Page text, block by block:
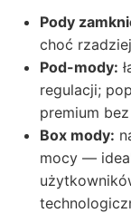
Pody
choć
Pod-mody:
regulacji;
premium
Box mody:
mocy —